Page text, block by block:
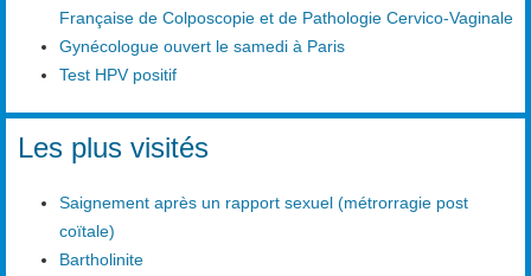
Française de Colposcopie et de Pathologie Cervico-Vaginale
Gynécologue ouvert le samedi à Paris
Test HPV positif
Les plus visités
Saignement après un rapport sexuel (métrorragie post
coïtale)
Bartholinite